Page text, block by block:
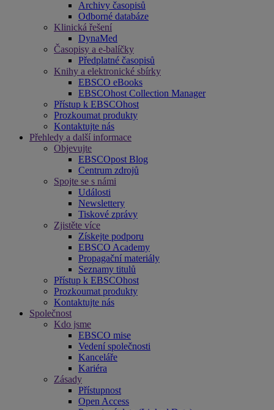
Archivy časopisů
Odborné databáze
Klinická řešení
DynaMed
Časopisy a e-balíčky
Předplatné časopisů
Knihy a elektronické sbírky
EBSCO eBooks
EBSCOhost Collection Manager
Přístup k EBSCOhost
Prozkoumat produkty
Kontaktujte nás
Přehledy a další informace
Objevujte
EBSCOpost Blog
Centrum zdrojů
Spojte se s námi
Události
Newslettery
Tiskové zprávy
Zjistěte více
Získejte podporu
EBSCO Academy
Propagační materiály
Seznamy titulů
Přístup k EBSCOhost
Prozkoumat produkty
Kontaktujte nás
Společnost
Kdo jsme
EBSCO mise
Vedení společnosti
Kanceláře
Kariéra
Zásady
Přístupnost
Open Access